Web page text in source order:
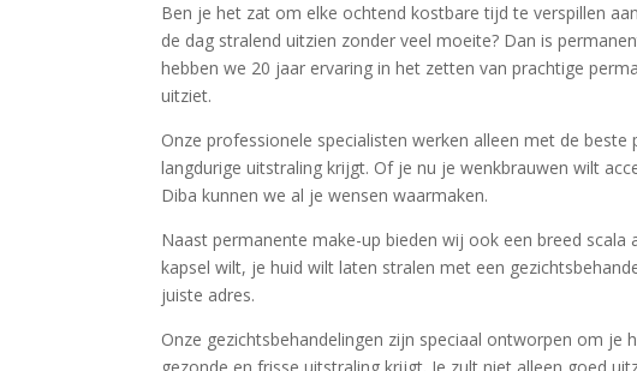
Ben je het zat om elke ochtend kostbare tijd te verspillen
de dag stralend uitzien zonder veel moeite? Dan is
hebben we 20 jaar ervaring in het zetten van prachtige
uitziet.
Onze professionele specialisten werken alleen met de
langdurige uitstraling krijgt. Of je nu je wenkbrauwen wilt
Diba kunnen we al je wensen waarmaken.
Naast permanente make-up bieden wij ook een breed
kapsel wilt, je huid wilt laten stralen met een
juiste adres.
Onze gezichtsbehandelingen zijn speciaal ontworpen om